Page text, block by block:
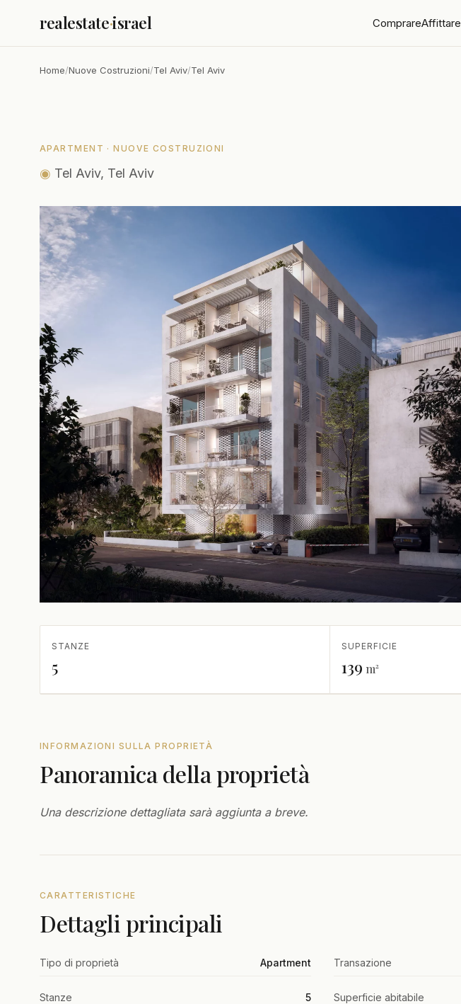
realestate·israel ComprareAffittare
Home/Nuove Costruzioni/Tel Aviv/Tel Aviv
APARTMENT · NUOVE COSTRUZIONI
◉ Tel Aviv, Tel Aviv
STANZE
5
SUPERFICIE
139 m²
INFORMAZIONI SULLA PROPRIETÀ
Panoramica della proprietà
Una descrizione dettagliata sarà aggiunta a breve.
CARATTERISTICHE
Dettagli principali
Tipo di proprietà Apartment Transazione
Stanze 5 Superficie abitabile